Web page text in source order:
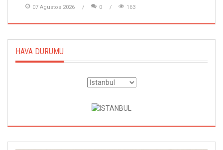
07 Agustos 2026 0 163
HAVA DURUMU